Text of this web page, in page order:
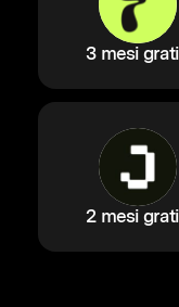
3 mesi
2 mesi